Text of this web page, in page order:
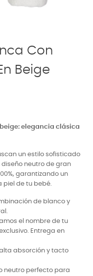
Con
Beige
elegancia clásica
un estilo sofisticado
neutro de gran
garantizando un
piel de tu bebé.
de blanco y
el nombre de tu
Entrega en
absorción y tacto
neutro perfecto para